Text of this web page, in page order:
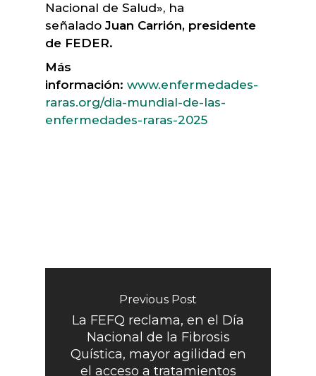
Nacional de Salud», ha
señalado Juan Carrión, presidente
de FEDER.
Más
información: www.enfermedades-
raras.org/dia-mundial-de-las-
enfermedades-raras-2025
Previous Post
La FEFQ reclama, en el Día
Nacional de la Fibrosis
Quística, mayor agilidad en
el acceso a tratamientos